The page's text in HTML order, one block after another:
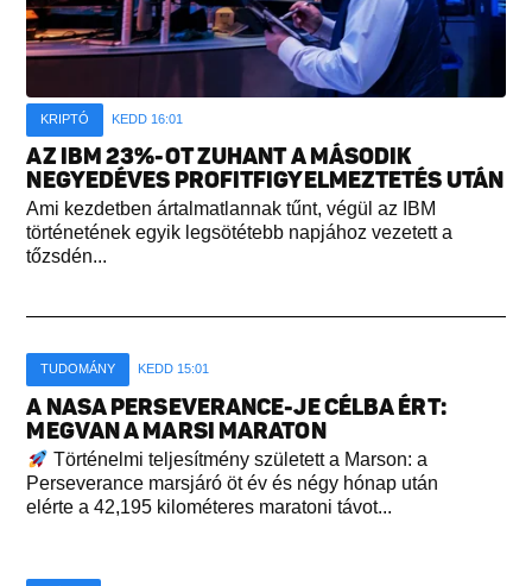
KRIPTÓ KEDD 16:01
AZ IBM 23%-OT ZUHANT A MÁSODIK
NEGYEDÉVES PROFITFIGYELMEZTETÉS UTÁN
Ami kezdetben ártalmatlannak tűnt, végül az IBM
történetének egyik legsötétebb napjához vezetett a
tőzsdén...
TUDOMÁNY KEDD 15:01
A NASA PERSEVERANCE-JE CÉLBA ÉRT:
MEGVAN A MARSI MARATON
Történelmi teljesítmény született a Marson: a
Perseverance marsjáró öt év és négy hónap után
elérte a 42,195 kilométeres maratoni távot...